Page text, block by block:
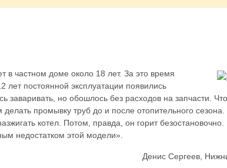
в частном доме около 18 лет. За это время
лет постоянной эксплуатации появились
заваривать, но обошлось без расходов на запчасти.
промывку труб до и после отопительного
котел. Потом, правда, он горит безостановочно.
недостатком этой модели».
Денис Сергеев,